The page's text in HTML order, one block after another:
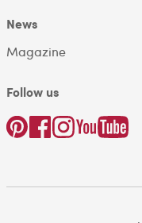
News
Magazine
Follow us